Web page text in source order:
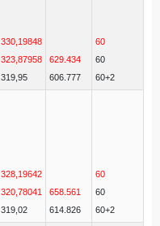
330,19848
323,87958
319,95
629.434
606.777
60
60
60+2
328,19642
320,78041
319,02
658.561
614.826
60
60
60+2